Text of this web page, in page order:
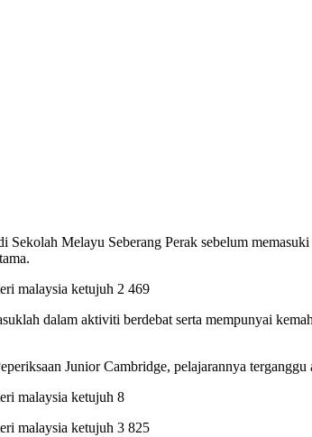
Sekolah Melayu Seberang Perak sebelum
malaysia ketujuh 2 469
dalam aktiviti berdebat serta mempunyai
Junior Cambridge, pelajarannya
malaysia ketujuh 8
malaysia ketujuh 3 825